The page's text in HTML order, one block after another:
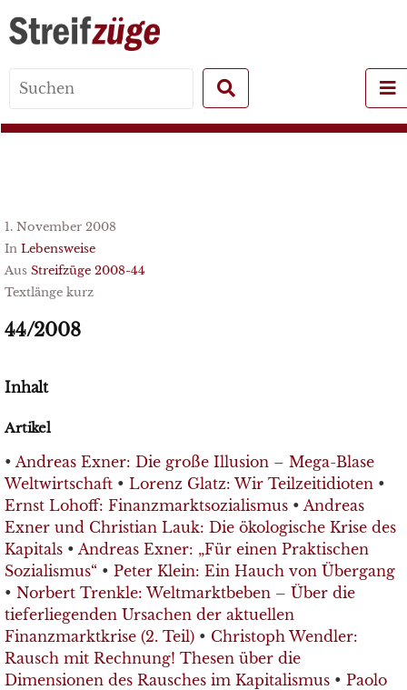
for:
1. November 2008
In Lebensweise
Aus Streifzüge 2008-44
Textlänge kurz
44/2008
Inhalt
Artikel
• Andreas Exner: Die große Illusion – Mega-Blase
Weltwirtschaft • Lorenz Glatz: Wir Teilzeitidioten •
Ernst Lohoff: Finanzmarktsozialismus • Andreas
Exner und Christian Lauk: Die ökologische Krise des
Kapitals • Andreas Exner: „Für einen Praktischen
Sozialismus“ • Peter Klein: Ein Hauch von Übergang
• Norbert Trenkle: Weltmarktbeben – Über die
tieferliegenden Ursachen der aktuellen
Finanzmarktkrise (2. Teil) • Christoph Wendler:
Rausch mit Rechnung! Thesen über die
Dimensionen des Rausches im Kapitalismus • Paolo